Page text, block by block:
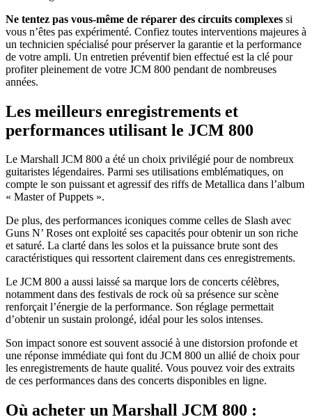
Ne tentez pas vous-même de réparer des circuits complexes si
vous n’êtes pas expérimenté. Confiez toutes interventions majeures à
un technicien spécialisé pour préserver la garantie et la performance
de votre ampli. Un entretien préventif bien effectué est la clé pour
profiter pleinement de votre JCM 800 pendant de nombreuses
années.
Les meilleurs enregistrements et
performances utilisant le JCM 800
Le Marshall JCM 800 a été un choix privilégié pour de nombreux
guitaristes légendaires. Parmi ses utilisations emblématiques, on
compte le son puissant et agressif des riffs de Metallica dans l’album
« Master of Puppets ».
De plus, des performances iconiques comme celles de Slash avec
Guns N’ Roses ont exploité ses capacités pour obtenir un son riche
et saturé. La clarté dans les solos et la puissance brute sont des
caractéristiques qui ressortent clairement dans ces enregistrements.
Le JCM 800 a aussi laissé sa marque lors de concerts célèbres,
notamment dans des festivals de rock où sa présence sur scène
renforçait l’énergie de la performance. Son réglage permettait
d’obtenir un sustain prolongé, idéal pour les solos intenses.
Son impact sonore est souvent associé à une distorsion profonde et
une réponse immédiate qui font du JCM 800 un allié de choix pour
les enregistrements de haute qualité. Vous pouvez voir des extraits
de ces performances dans des concerts disponibles en ligne.
Où acheter un Marshall JCM 800 :